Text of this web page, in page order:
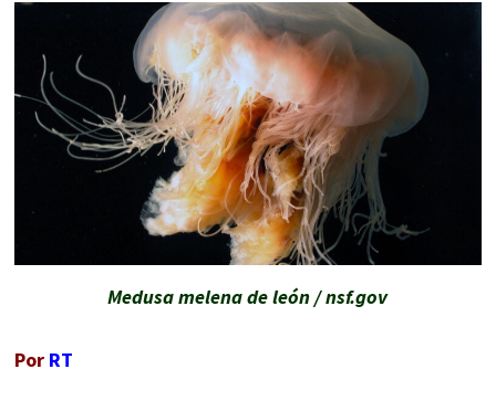
Medusa melena de león / nsf.gov
Por RT